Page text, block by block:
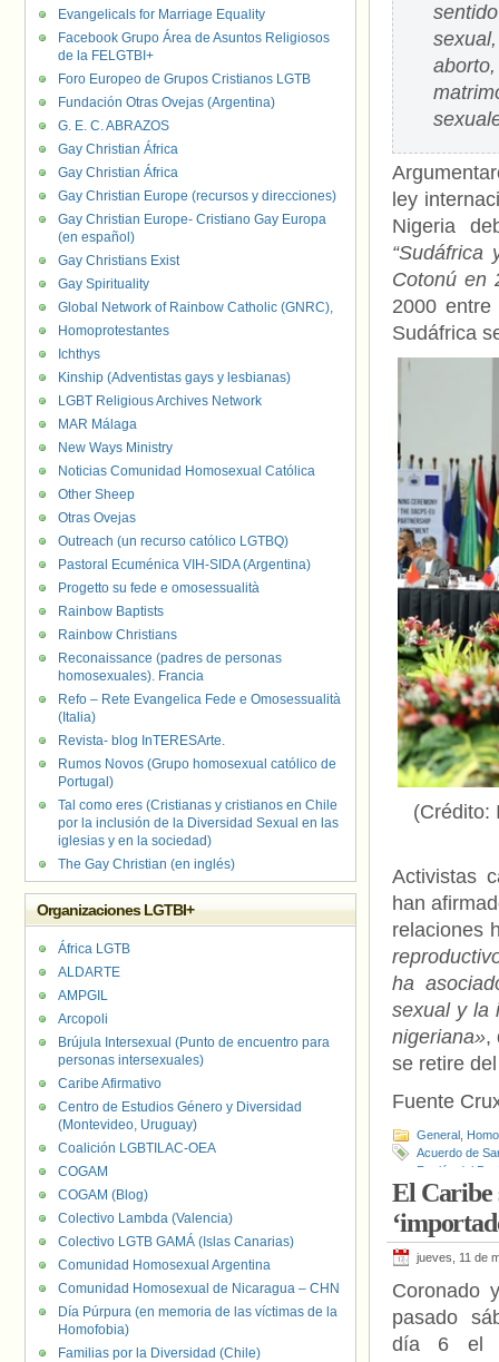
ley
Nigeria
Cotonú en
2000
Sudáfrica
(Crédito:
Activistas
han
relaciones
ha
sexual y la
nigeriana»,
se retire
Fuente
General
Acuerdo de
Región del
El Caribe
jueves, 11 de
Coronado
pasado
día 6 el
Evangelicals for Marriage Equality
Facebook Grupo Área de Asuntos Religiosos
de la FELGTBI+
Foro Europeo de Grupos Cristianos LGTB
Fundación Otras Ovejas (Argentina)
G. E. C. ABRAZOS
Gay Christian África
Gay Christian África
Gay Christian Europe (recursos y direcciones)
Gay Christian Europe- Cristiano Gay Europa
(en español)
Gay Christians Exist
Gay Spirituality
Global Network of Rainbow Catholic (GNRC),
Homoprotestantes
Ichthys
Kinship (Adventistas gays y lesbianas)
LGBT Religious Archives Network
MAR Málaga
New Ways Ministry
Noticias Comunidad Homosexual Católica
Other Sheep
Otras Ovejas
Outreach (un recurso católico LGTBQ)
Pastoral Ecuménica VIH-SIDA (Argentina)
Progetto su fede e omosessualità
Rainbow Baptists
Rainbow Christians
Reconaissance (padres de personas
homosexuales). Francia
Refo – Rete Evangelica Fede e Omosessualità
(Italia)
Revista- blog InTERESArte.
Rumos Novos (Grupo homosexual católico de
Portugal)
Tal como eres (Cristianas y cristianos en Chile
por la inclusión de la Diversidad Sexual en las
iglesias y en la sociedad)
The Gay Christian (en inglés)
Organizaciones LGTBI+
África LGTB
ALDARTE
AMPGIL
Arcopoli
Brújula Intersexual (Punto de encuentro para
personas intersexuales)
Caribe Afirmativo
Centro de Estudios Género y Diversidad
(Montevideo, Uruguay)
Coalición LGBTILAC-OEA
COGAM
COGAM (Blog)
Colectivo Lambda (Valencia)
Colectivo LGTB GAMÁ (Islas Canarias)
Comunidad Homosexual Argentina
Comunidad Homosexual de Nicaragua – CHN
Día Púrpura (en memoria de las víctimas de la
Homofobia)
Familias por la Diversidad (Chile)